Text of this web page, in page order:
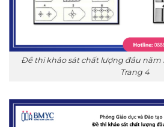
Đề thi khảo sát chất lượng đầu năm
Trang 4